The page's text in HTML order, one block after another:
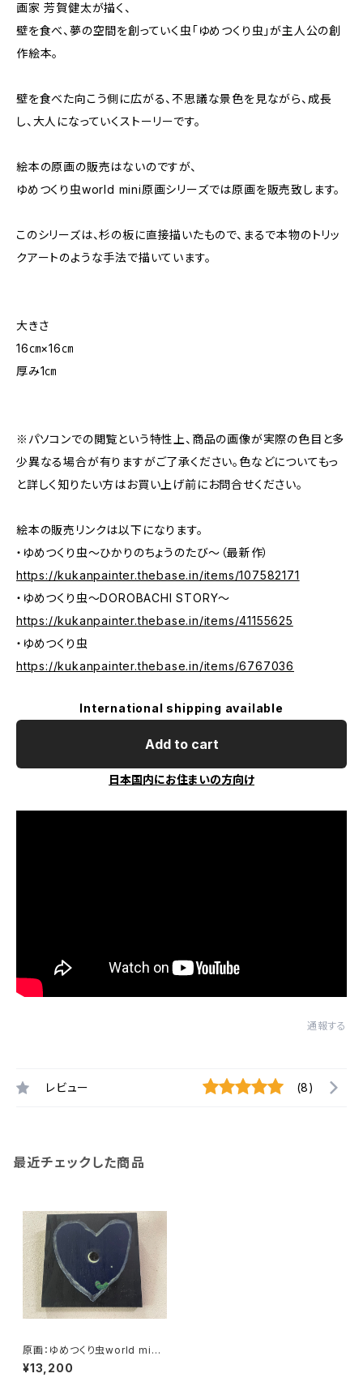
画家 芳賀健太が描く、
壁を食べ、夢の空間を創っていく虫「ゆめつくり虫」が主人公の創
作絵本。
壁を食べた向こう側に広がる、不思議な景色を見ながら、成長
し、大人になっていくストーリーです。
絵本の原画の販売はないのですが、
ゆめつくり虫world mini原画シリーズでは原画を販売致します。
このシリーズは、杉の板に直接描いたもので、まるで本物のトリッ
クアートのような手法で描いています。
大きさ
16㎝×16㎝
厚み1㎝
※パソコンでの閲覧という特性上、商品の画像が実際の色目と多
少異なる場合が有りますがご了承ください。色などについてもっ
と詳しく知りたい方はお買い上げ前にお問合せください。
絵本の販売リンクは以下になります。
・ゆめつくり虫～ひかりのちょうのたび～（最新作）
https://kukanpainter.thebase.in/items/107582171
・ゆめつくり虫～DOROBACHI STORY～
https://kukanpainter.thebase.in/items/41155625
・ゆめつくり虫
https://kukanpainter.thebase.in/items/6767036
International shipping available
Add to cart
日本国内にお住まいの方向け
通報する
レビュー (8)
最近チェックした商品
原画：ゆめつくり虫world mini
原画「深夜の三日月」
¥13,200